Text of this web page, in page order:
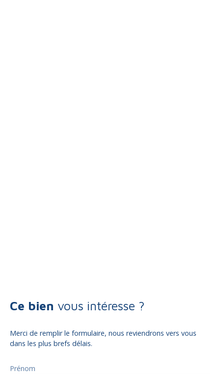
Ce bien vous intéresse ?
Merci de remplir le formulaire, nous reviendrons vers vous
dans les plus brefs délais.
Prénom